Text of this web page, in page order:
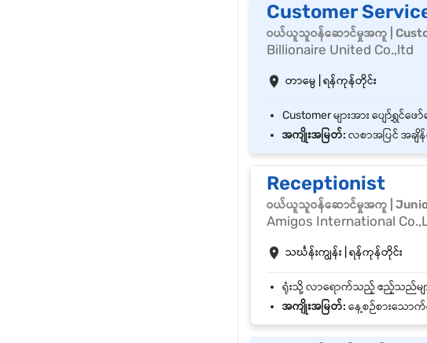
Customer
ဝယ်ယူသူဝန်ဆောင်မှုအကူ |
Billionaire United Co.,ltd
တာမွေ | ရန်ကုန်တိုင်း
အကျိုးအမြတ်: လစာအပြင် အချိ
Receptionist
ဝယ်ယူသူဝန်ဆောင်မှုအကူ | Junior
Amigos International
သင်္ဃန်းကျွန်း | ရန်ကုန်တိုင်း
အကျိုးအမြတ်: နေ့စဉ်စားသောက်စရိတ်